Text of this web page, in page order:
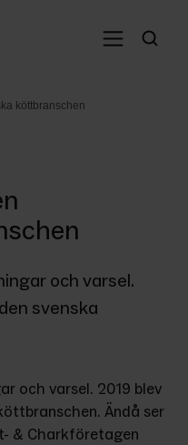
köttbranschen
och varsel.
svenska
och varsel. 2019 blev
Ändå ser
& Charkföretagen